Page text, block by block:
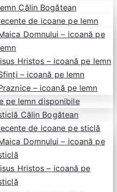
Călin Bogătean
de icoane pe lemn
Domnului – icoană pe
Hristos – icoană pe lemn
– icoană pe lemn
– icoană pe lemn
pe lemn disponibile
Călin Bogătean
de icoane pe sticlă
Domnului – icoană pe
Hristos – icoană pe